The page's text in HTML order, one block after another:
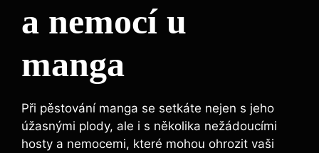
a nemocí u
manga
Při pěstování manga se setkáte nejen s jeho
úžasnými plody, ale i s několika nežádoucími
hosty a nemocemi, které mohou ohrozit vaši